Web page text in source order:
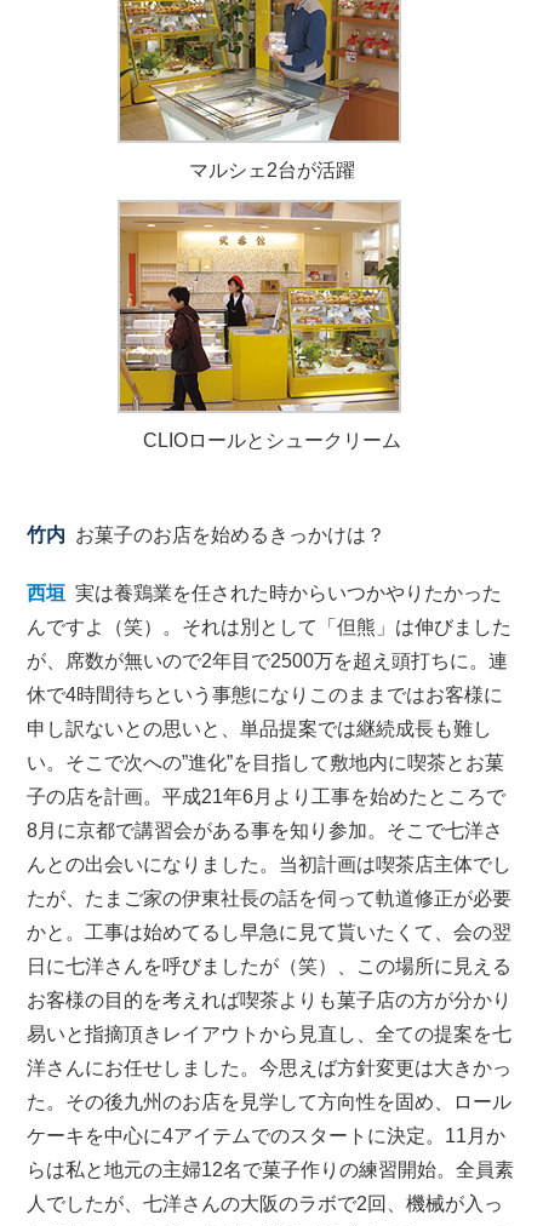
マルシェ2台が活躍
CLIOロールとシュークリーム
竹内 お菓子のお店を始めるきっかけは？
西垣 実は養鶏業を任された時からいつかやりたかった
んですよ（笑）。それは別として「但熊」は伸びました
が、席数が無いので2年目で2500万を超え頭打ちに。連
休で4時間待ちという事態になりこのままではお客様に
申し訳ないとの思いと、単品提案では継続成長も難し
い。そこで次への”進化”を目指して敷地内に喫茶とお菓
子の店を計画。平成21年6月より工事を始めたところで
8月に京都で講習会がある事を知り参加。そこで七洋さ
んとの出会いになりました。当初計画は喫茶店主体でし
たが、たまご家の伊東社長の話を伺って軌道修正が必要
かと。工事は始めてるし早急に見て貰いたくて、会の翌
日に七洋さんを呼びましたが（笑）、この場所に見える
お客様の目的を考えれば喫茶よりも菓子店の方が分かり
易いと指摘頂きレイアウトから見直し、全ての提案を七
洋さんにお任せしました。今思えば方針変更は大きかっ
た。その後九州のお店を見学して方向性を固め、ロール
ケーキを中心に4アイテムでのスタートに決定。11月か
らは私と地元の主婦12名で菓子作りの練習開始。全員素
人でしたが、七洋さんの大阪のラボで2回、機械が入っ